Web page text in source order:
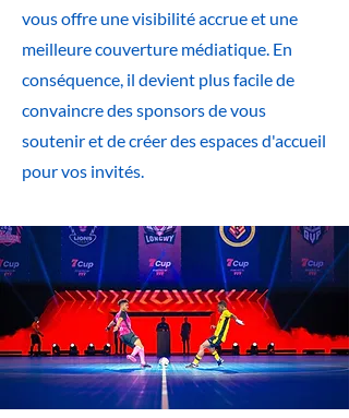
vous offre une visibilité accrue et une
meilleure couverture médiatique. En
conséquence, il devient plus facile de
convaincre des sponsors de vous
soutenir et de créer des espaces d'accueil
pour vos invités.